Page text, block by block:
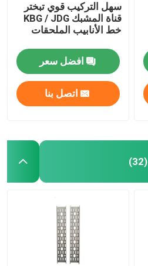
سهل التركيب قوي تبختر
قناة المشبك KBG / JDG
خط الأنابيب الملحقات
افضل سعر
اتصل بنا
(32)